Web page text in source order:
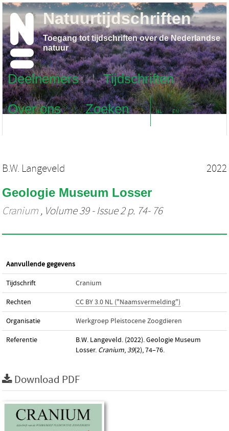
Deelnemers
Tijdschriften
Over ons
Zoeken NL EN
Natuurtijdschriften
Toegang tot tijdschriften over de Nederlandse
natuur
B.W. Langeveld 2022
Geologie Museum Losser
Cranium , Volume 39 - Issue 2 p. 74- 76
Aanvullende gegevens
Tijdschrift Cranium
Rechten CC BY 3.0 NL ("Naamsvermelding")
Organisatie Werkgroep Pleistocene Zoogdieren
Referentie
B.W. Langeveld. (2022). Geologie Museum
Losser. Cranium, 39(2), 74–76.
Download PDF